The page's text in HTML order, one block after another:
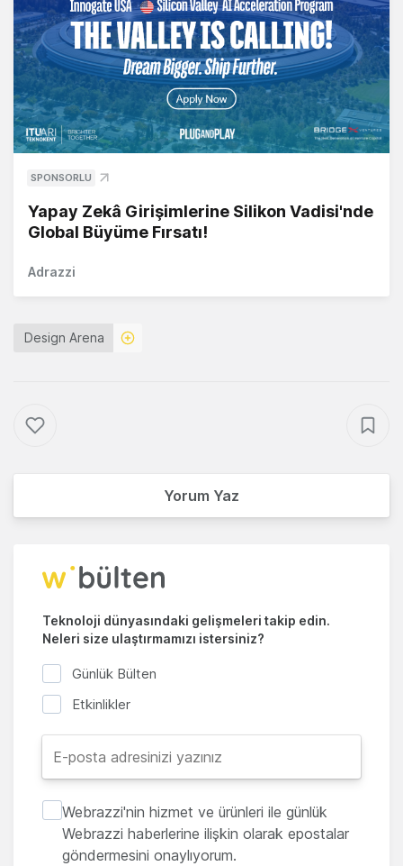
SPONSORLU
Yapay Zekâ Girişimlerine Silikon Vadisi'nde
Global Büyüme Fırsatı!
Adrazzi
Design Arena
Yorum Yaz
Teknoloji dünyasındaki gelişmeleri takip edin.
Neleri size ulaştırmamızı istersiniz?
Günlük Bülten
Etkinlikler
Webrazzi'nin hizmet ve ürünleri ile günlük
Webrazzi haberlerine ilişkin olarak epostalar
göndermesini onaylıyorum.